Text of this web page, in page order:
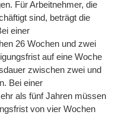
Für Arbeitnehmer, die
sind, beträgt die
einer
26 Wochen und zwei
auf eine Woche
zwischen zwei und
Bei einer
als fünf Jahren müssen
von vier Wochen